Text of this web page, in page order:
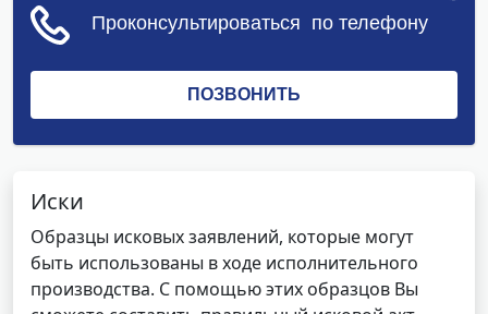
Иски
Образцы исковых заявлений, которые могут
быть использованы в ходе исполнительного
производства. С помощью этих образцов Вы